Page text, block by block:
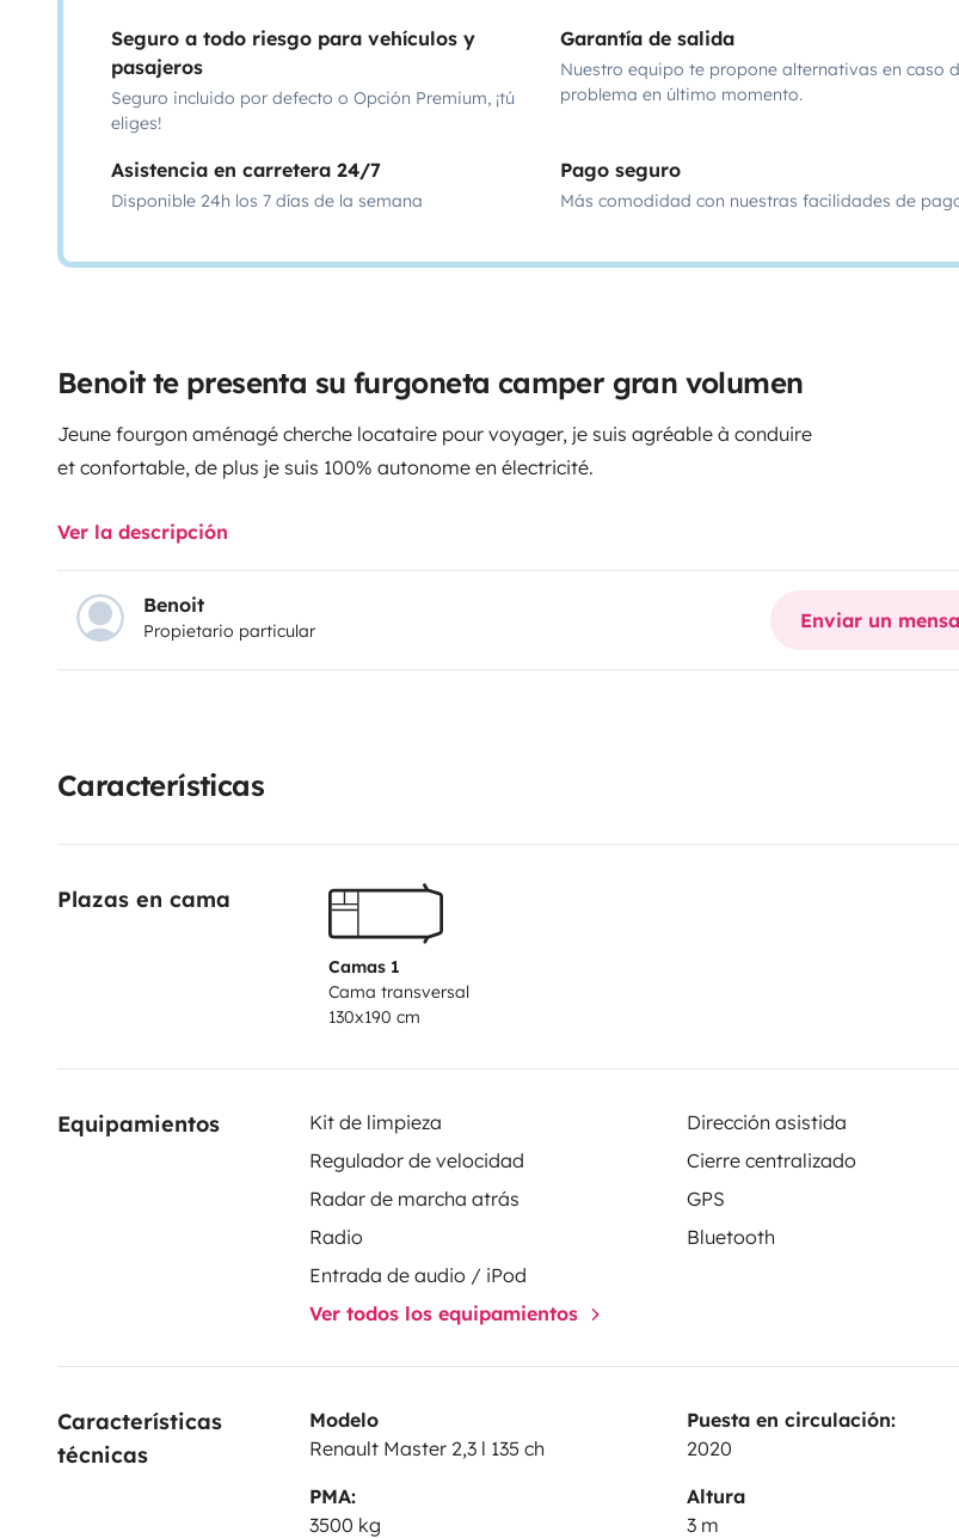
Seguro a todo riesgo para vehículos y
pasajeros
Seguro incluido por defecto o Opción Premium, ¡tú
eliges!
Garantía de salida
Nuestro equipo te propone alternativas en caso
problema en último momento.
Asistencia en carretera 24/7
Disponible 24h los 7 días de la semana
Pago seguro
Más comodidad con nuestras facilidades de
Benoit te presenta su furgoneta camper gran volumen
Jeune fourgon aménagé cherche locataire pour voyager, je suis agréable à conduire
et confortable, de plus je suis 100% autonome en électricité.
Ver la descripción
Benoit
Propietario particular Enviar un
Características
Plazas en cama
Camas 1
Cama transversal
130x190 cm
Equipamientos Kit de limpieza
Dirección asistida
Regulador de velocidad
Cierre centralizado
Radar de marcha atrás
GPS
Radio
Bluetooth
Entrada de audio / iPod
Ver todos los equipamientos
Características
técnicas
Modelo
Renault Master 2,3 l 135 ch
Puesta en circulación:
2020
PMA:
3500 kg
Altura
3 m